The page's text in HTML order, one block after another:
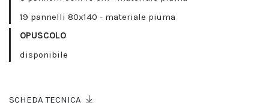
19 pannelli 80x140 - materiale piuma
OPUSCOLO
disponibile
SCHEDA TECNICA